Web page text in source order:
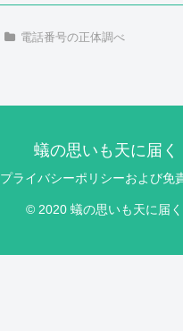
電話番号の正体調べ
蟻の思いも天に届く
プライバシーポリシーおよび免
© 2020 蟻の思いも天に届く.